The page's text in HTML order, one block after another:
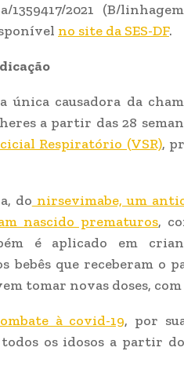
1359417/2021 (B/
no site da SES-DF.
única causadora da
a partir das 28
Respiratório (VSR),
do nirsevimabe, um
nascido prematuros,
é aplicado em
bebês que receberam o
tomar novas doses,
à covid-19, por
os idosos a partir